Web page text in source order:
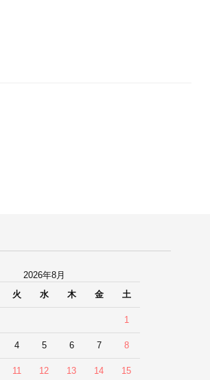
2026年8月
火 水 木 金 土
1
4 5 6 7 8
11 12 13 14 15